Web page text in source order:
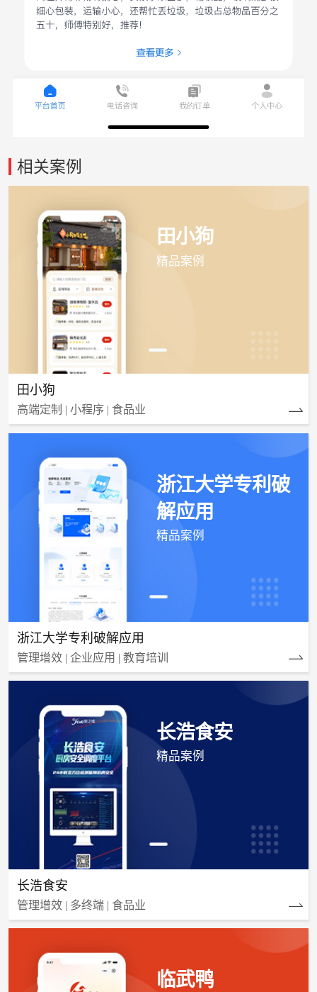
相关案例
田小狗
精品案例
田小狗
高端定制 | 小程序 | 食品业
浙江大学专利破
解应用
精品案例
浙江大学专利破解应用
管理增效 | 企业应用 | 教育培训
长浩食安
精品案例
长浩食安
管理增效 | 多终端 | 食品业
临武鸭